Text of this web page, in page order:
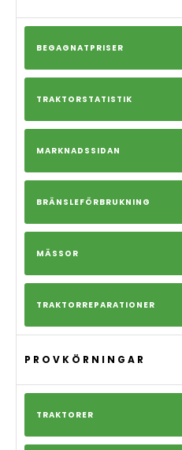
BEGAGNATPRISER
TRAKTORSTATISTIK
MARKNADSSIDAN
BRÄNSLEFÖRBRUKNING
MÄSSOR
TRAKTORREPARATIONER
PROVKÖRNINGAR
TRAKTORER